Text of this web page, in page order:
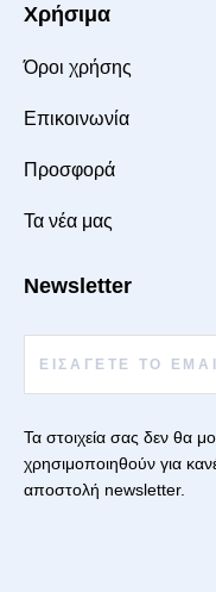
Χρήσιμα
Όροι χρήσης
Επικοινωνία
Προσφορά
Τα νέα μας
Newsletter
Τα στοιχεία σας δεν θα
χρησιμοποιηθούν για
αποστολή newsletter.